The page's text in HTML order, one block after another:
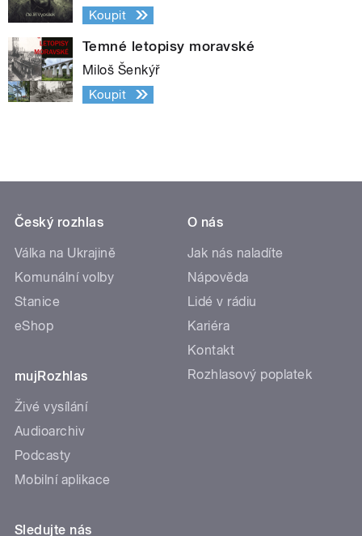
Koupit
Temné letopisy moravské
Miloš Šenkýř
Koupit
Český rozhlas
Válka na Ukrajině
Komunální volby
Stanice
eShop
mujRozhlas
Živé vysílání
Audioarchiv
Podcasty
Mobilní aplikace
O nás
Jak nás naladíte
Nápověda
Lidé v rádiu
Kariéra
Kontakt
Rozhlasový poplatek
Sledujte nás